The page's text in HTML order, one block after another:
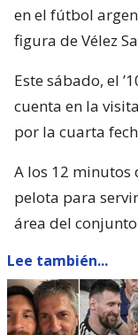
en el fútbol
figura de Vélez
Este sábado, el
cuenta en la
por la cuarta
A los 12 minutos
pelota para
área del conjunto
Lee también...